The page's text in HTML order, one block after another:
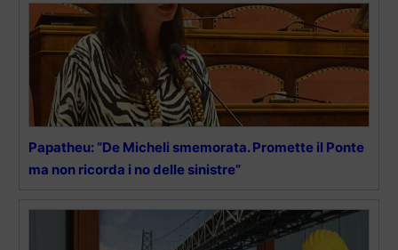
Papatheu: “De Micheli smemorata. Promette il Ponte
ma non ricorda i no delle sinistre”